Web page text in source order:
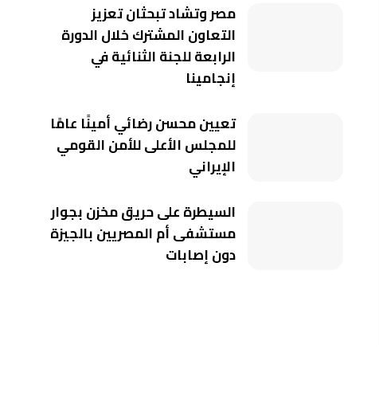
مصر وتشاد تبحثان تعزيز
التعاون المشترك خلال الدورة
الرابعة للجنة الثنائية في
إنجامينا
تعيين محسن رضائي أمينًا عامًا
للمجلس الأعلى للأمن القومي
الإيراني
السيطرة على حريق مخزن بجوار
مستشفى أم المصريين بالجيزة
دون إصابات